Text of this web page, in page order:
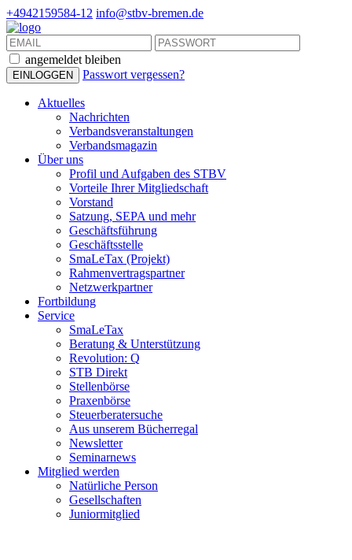
+4942159584-12 info@stbv-bremen.de
angemeldet bleiben
Passwort vergessen?
Aktuelles
Nachrichten
Verbandsveranstaltungen
Verbandsmagazin
Über uns
Profil und Aufgaben des STBV
Vorteile Ihrer Mitgliedschaft
Vorstand
Satzung, SEPA und mehr
Geschäftsführung
Geschäftsstelle
SmaLeTax (Projekt)
Rahmenvertragspartner
Netzwerkpartner
Fortbildung
Service
SmaLeTax
Beratung & Unterstützung
Revolution: Q
STB Direkt
Stellenbörse
Praxenbörse
Steuerberatersuche
Aus unserem Bücherregal
Newsletter
Seminarnews
Mitglied werden
Natürliche Person
Gesellschaften
Juniormitglied